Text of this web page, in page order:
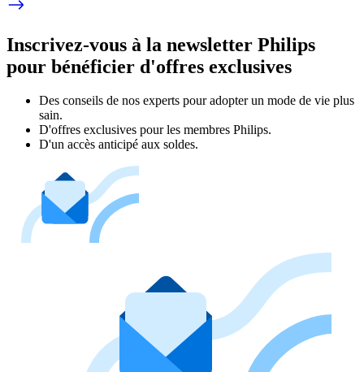
Inscrivez-vous à la newsletter Philips
pour bénéficier d'offres exclusives
Des conseils de nos experts pour adopter un mode de vie plus
sain.
D'offres exclusives pour les membres Philips.
D'un accès anticipé aux soldes.